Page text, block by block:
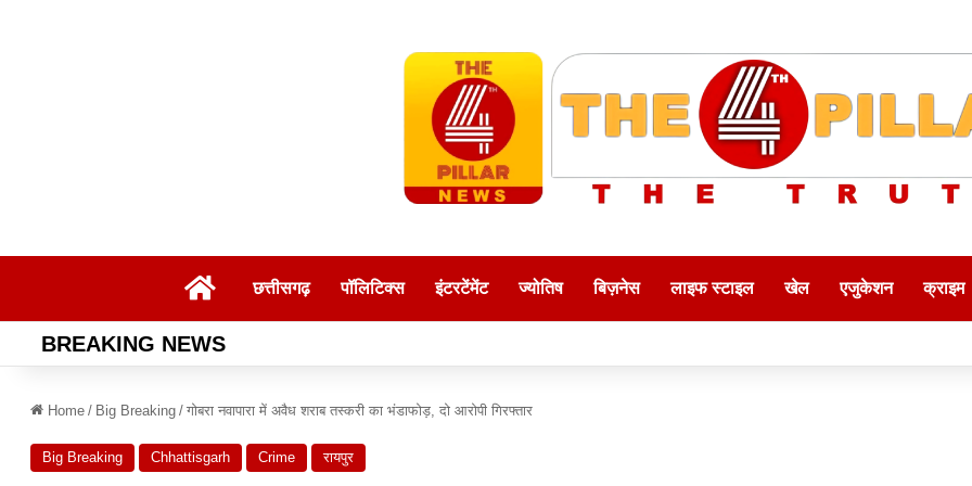
Homeछत्तीसगढ़ पॉलिटिक्स इंटरटेंमेंट ज्योतिष बिज़नेस लाइफ स्टाइल खेल एजुकेशन क्राइम
BREAKING NEWS
Home / Big Breaking / गोबरा नवापारा में अवैध शराब तस्करी का भंडाफोड़, दो आरोपी गिरफ्तार
Big Breaking Chhattisgarh Crime रायपुर